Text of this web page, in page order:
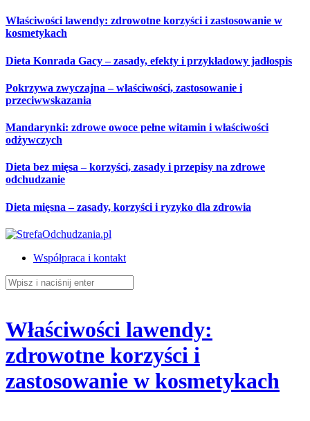
Przeskocz
do
Właściwości lawendy: zdrowotne korzyści i zastosowanie w
kosmetykach
Dieta Konrada Gacy – zasady, efekty i przykładowy jadłospis
Pokrzywa zwyczajna – właściwości, zastosowanie i
przeciwwskazania
Mandarynki: zdrowe owoce pełne witamin i właściwości
odżywczych
Dieta bez mięsa – korzyści, zasady i przepisy na zdrowe
odchudzanie
Dieta mięsna – zasady, korzyści i ryzyko dla zdrowia
Współpraca i kontakt
Szukaj:
Właściwości lawendy:
zdrowotne korzyści i
zastosowanie w kosmetykach